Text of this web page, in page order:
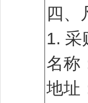
四、
1. 采
名称
地址